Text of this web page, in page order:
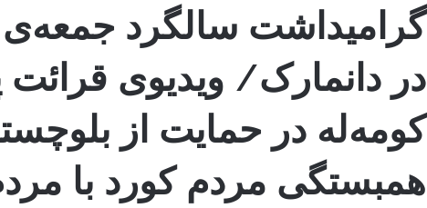
گرامیداشت سالگرد جمعه‌ی
در دانمارک/ ویدیوی
کومه‌له در حمایت از
همبستگی مردم کورد با